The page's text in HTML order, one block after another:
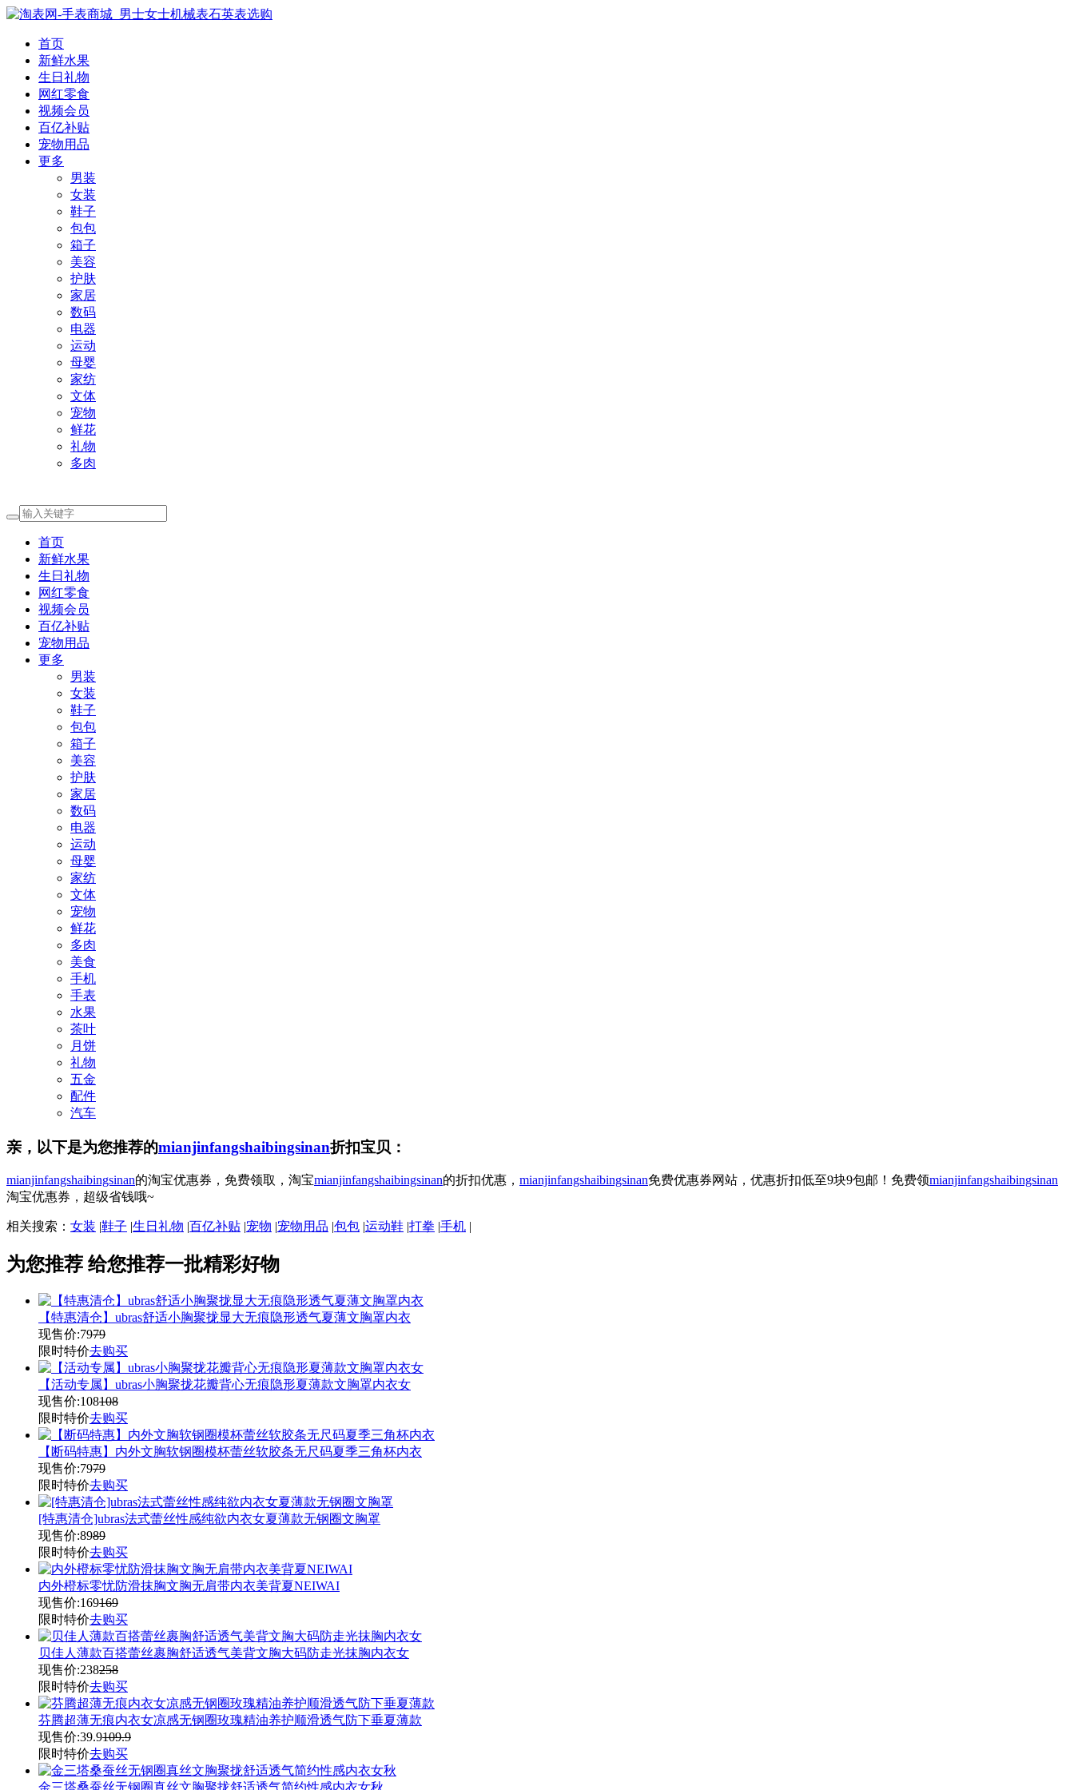
首页
新鲜水果
生日礼物
网红零食
视频会员
百亿补贴
宠物用品
更多
男装
女装
鞋子
包包
箱子
美容
护肤
家居
数码
电器
运动
母婴
家纺
文体
宠物
鲜花
礼物
多肉
首页
新鲜水果
生日礼物
网红零食
视频会员
百亿补贴
宠物用品
更多
男装
女装
鞋子
包包
箱子
美容
护肤
家居
数码
电器
运动
母婴
家纺
文体
宠物
鲜花
多肉
美食
手机
手表
水果
茶叶
月饼
礼物
五金
配件
汽车
亲，以下是为您推荐的mianjinfangshaibingsinan折扣宝贝：
mianjinfangshaibingsinan的淘宝优惠券，免费领取，淘宝mianjinfangshaibingsinan的折扣优惠， mianjinfangshaibingsinan免费优惠券网站，优惠折扣低至9块9包邮！免费领mianjinfangshaibingsinan
淘宝优惠券，超级省钱哦~
相关搜索： 女装 |鞋子 |生日礼物 |百亿补贴 |宠物 |宠物用品 |包包 |运动鞋 |打拳 |手机 |
为您推荐 给您推荐一批精彩好物
【特惠清仓】ubras舒适小胸聚拢显大无痕隐形透气夏薄文胸罩内衣
现售价:7979
限时特价去购买
【活动专属】ubras小胸聚拢花瓣背心无痕隐形夏薄款文胸罩内衣女
现售价:108108
限时特价去购买
【断码特惠】内外文胸软钢圈模杯蕾丝软胶条无尺码夏季三角杯内衣
现售价:7979
限时特价去购买
[特惠清仓]ubras法式蕾丝性感纯欲内衣女夏薄款无钢圈文胸罩
现售价:8989
限时特价去购买
内外橙标零忧防滑抹胸文胸无肩带内衣美背夏NEIWAI
现售价:169169
限时特价去购买
贝佳人薄款百搭蕾丝裹胸舒适透气美背文胸大码防走光抹胸内衣女
现售价:238258
限时特价去购买
芬腾超薄无痕内衣女凉感无钢圈玫瑰精油养护顺滑透气防下垂夏薄款
现售价:39.9109.9
限时特价去购买